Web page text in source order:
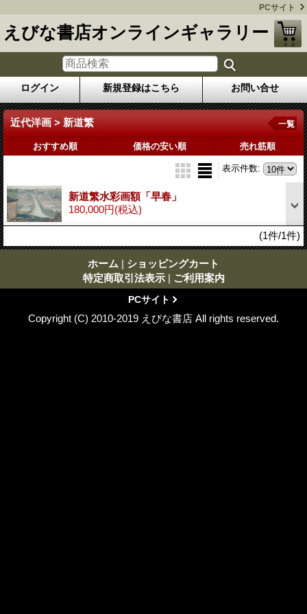
PCサイト
えびな書店オンラインギャラリー
ログイン 新規登録はこちら お問い合せ
近代洋画 > 新道繁 一覧
おすすめ順 価格の安い順 売れ筋順
表示件数:
新道繁水彩画額「早春」
180,000円(税込)
(1件/1件)
ホーム | ショッピングカート
特定商取引法表示 | ご利用案内
PCサイト
Copyright (C) 2010-2019 えびな書店 All rights reserved.